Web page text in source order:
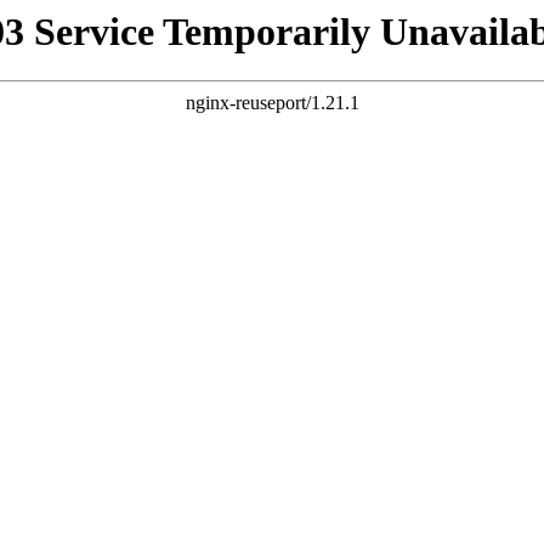
Service Temporarily
nginx-reuseport/1.21.1